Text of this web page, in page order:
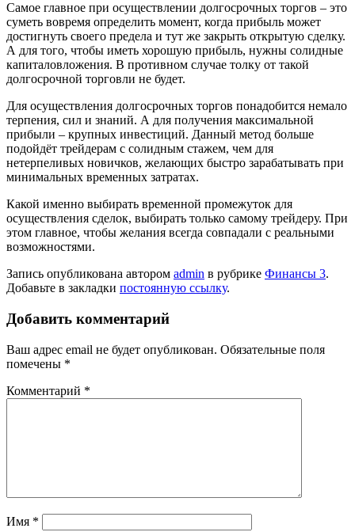
Самое главное при осуществлении долгосрочных торгов – это
суметь вовремя определить момент, когда прибыль может
достигнуть своего предела и тут же закрыть открытую сделку.
А для того, чтобы иметь хорошую прибыль, нужны солидные
капиталовложения. В противном случае толку от такой
долгосрочной торговли не будет.
Для осуществления долгосрочных торгов понадобится немало
терпения, сил и знаний. А для получения максимальной
прибыли – крупных инвестиций. Данный метод больше
подойдёт трейдерам с солидным стажем, чем для
нетерпеливых новичков, желающих быстро зарабатывать при
минимальных временных затратах.
Какой именно выбирать временной промежуток для
осуществления сделок, выбирать только самому трейдеру. При
этом главное, чтобы желания всегда совпадали с реальными
возможностями.
Запись опубликована автором admin в рубрике Финансы 3.
Добавьте в закладки постоянную ссылку.
Добавить комментарий
Ваш адрес email не будет опубликован. Обязательные поля
помечены *
Комментарий *
Имя *